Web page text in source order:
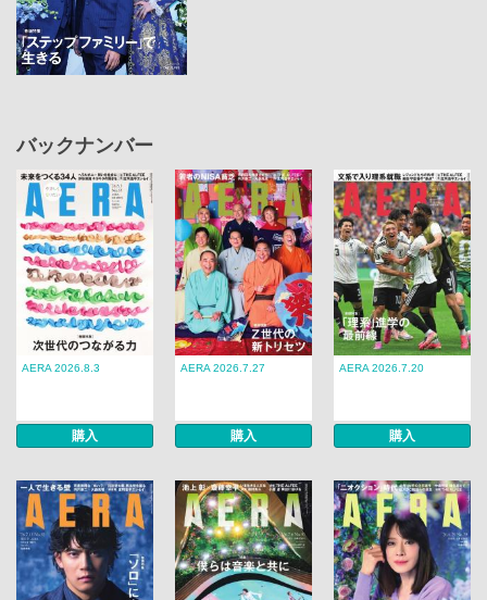
バックナンバー
AERA 2026.8.3
購入
AERA 2026.7.27
購入
AERA 2026.7.20
購入